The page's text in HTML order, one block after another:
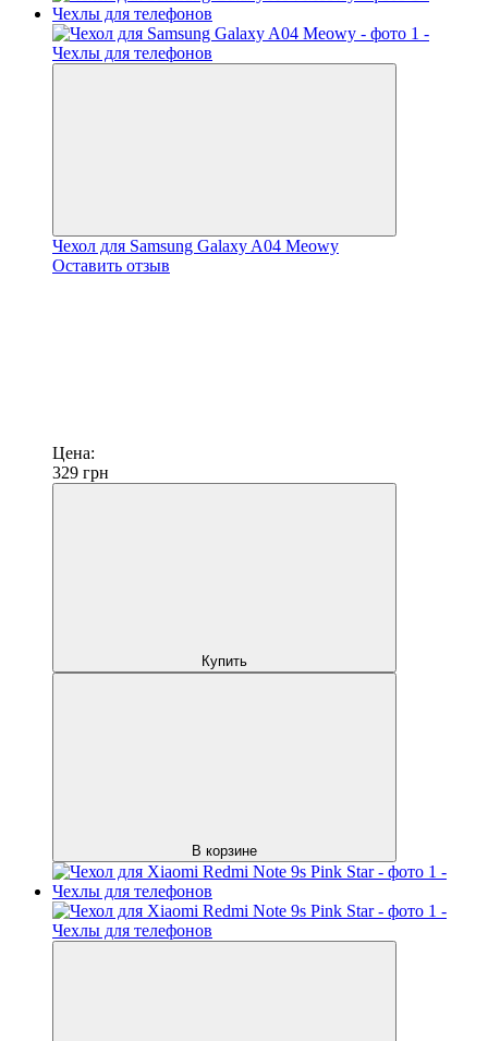
Чехол для Samsung Galaxy A04 Meowy
Оставить отзыв
Цена:
329 грн
Купить
В корзине